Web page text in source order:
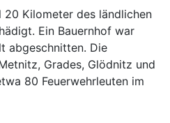
20 Kilometer des ländlichen
Ein Bauernhof war
abgeschnitten. Die
Grades, Glödnitz und
80 Feuerwehrleuten im